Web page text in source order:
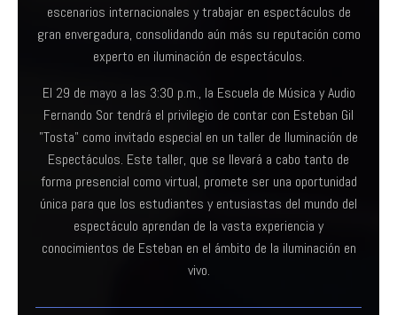
escenarios internacionales y trabajar en espectáculos de
gran envergadura, consolidando aún más su reputación como
experto en iluminación de espectáculos.
El 29 de mayo a las 3:30 p.m., la Escuela de Música y Audio
Fernando Sor tendrá el privilegio de contar con Esteban Gil
"Tosta" como invitado especial en un taller de Iluminación de
Espectáculos. Este taller, que se llevará a cabo tanto de
forma presencial como virtual, promete ser una oportunidad
única para que los estudiantes y entusiastas del mundo del
espectáculo aprendan de la vasta experiencia y
conocimientos de Esteban en el ámbito de la iluminación en
vivo.